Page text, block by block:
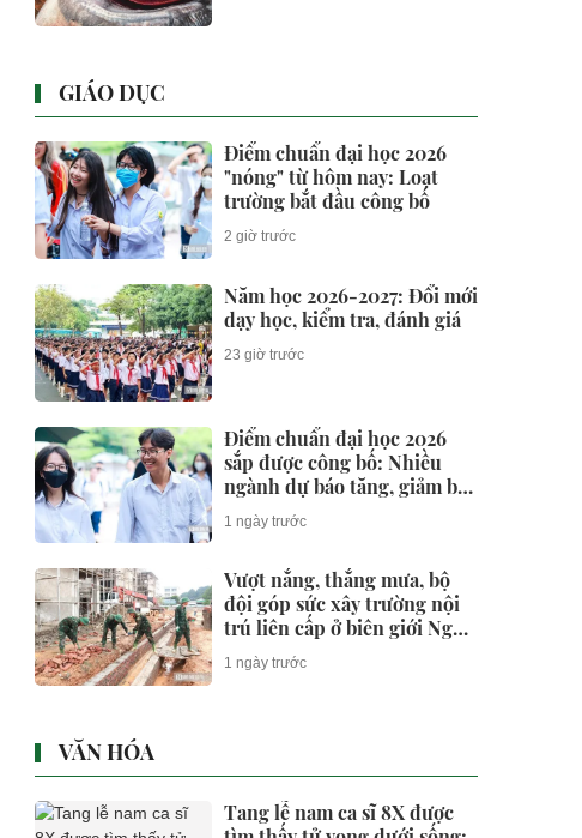
GIÁO DỤC
Điểm chuẩn đại học 2026
"nóng" từ hôm nay: Loạt
trường bắt đầu công bố
2 giờ trước
Năm học 2026-2027: Đổi mới
dạy học, kiểm tra, đánh giá
23 giờ trước
Điểm chuẩn đại học 2026
sắp được công bố: Nhiều
ngành dự báo tăng, giảm bất
ngờ
1 ngày trước
Vượt nắng, thắng mưa, bộ
đội góp sức xây trường nội
trú liên cấp ở biên giới Nghệ
An
1 ngày trước
VĂN HÓA
Tang lễ nam ca sĩ 8X được